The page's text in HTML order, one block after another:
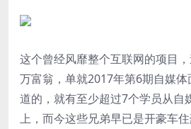
这个曾经风靡整个互联网的项目
万富翁，单就2017年第6期自媒
道的，就有至少超过7个学员从自
上，而今这些兄弟早已是开豪车